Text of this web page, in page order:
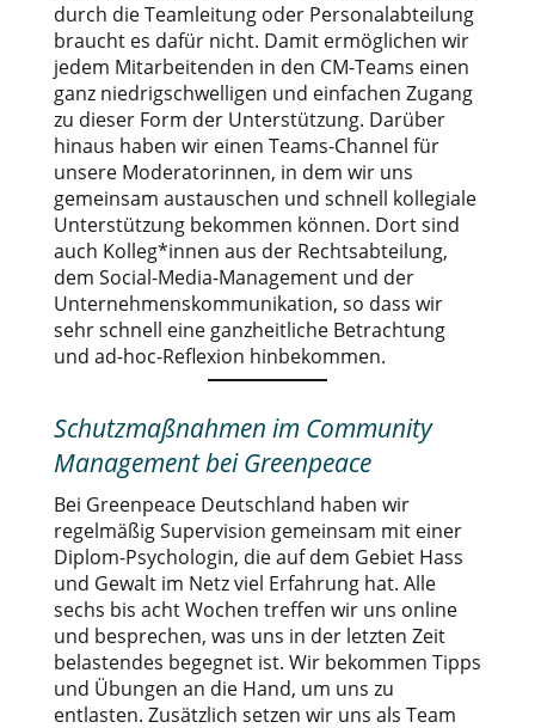
durch die Teamleitung oder Personalabteilung
braucht es dafür nicht. Damit ermöglichen wir
jedem Mitarbeitenden in den CM-Teams einen
ganz niedrigschwelligen und einfachen Zugang
zu dieser Form der Unterstützung. Darüber
hinaus haben wir einen Teams-Channel für
unsere Moderatorinnen, in dem wir uns
gemeinsam austauschen und schnell kollegiale
Unterstützung bekommen können. Dort sind
auch Kolleg*innen aus der Rechtsabteilung,
dem Social-Media-Management und der
Unternehmenskommunikation, so dass wir
sehr schnell eine ganzheitliche Betrachtung
und ad-hoc-Reflexion hinbekommen.
Schutzmaßnahmen im Community
Management bei Greenpeace
Bei Greenpeace Deutschland haben wir
regelmäßig Supervision gemeinsam mit einer
Diplom-Psychologin, die auf dem Gebiet Hass
und Gewalt im Netz viel Erfahrung hat. Alle
sechs bis acht Wochen treffen wir uns online
und besprechen, was uns in der letzten Zeit
belastendes begegnet ist. Wir bekommen Tipps
und Übungen an die Hand, um uns zu
entlasten. Zusätzlich setzen wir uns als Team